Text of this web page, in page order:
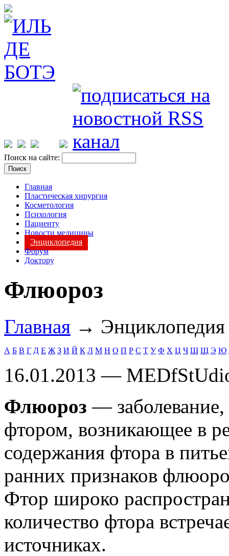
Поиск на сайте:
Главная
Пластическая хирургия
Косметология
Психология
Пациенту
Новости медицины
Энциклопедия
Форум
Доктору
Флюороз
Главная →
А Б В Г Д Е Ж З И Й К Л М Н О П Р С Т У Ф Х Ц Ч Ш Щ Э Ю
16.01.2013 —
Флюороз — заболевание,
фтором, возникающее в
содержания фтора в
ранних признаков
Фтор широко
количество фтора
источниках.